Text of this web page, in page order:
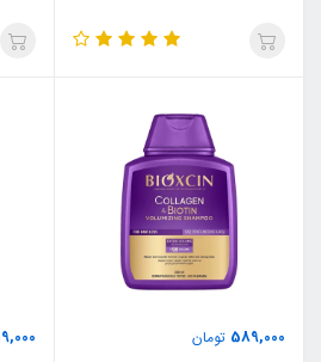
589,000 تومان